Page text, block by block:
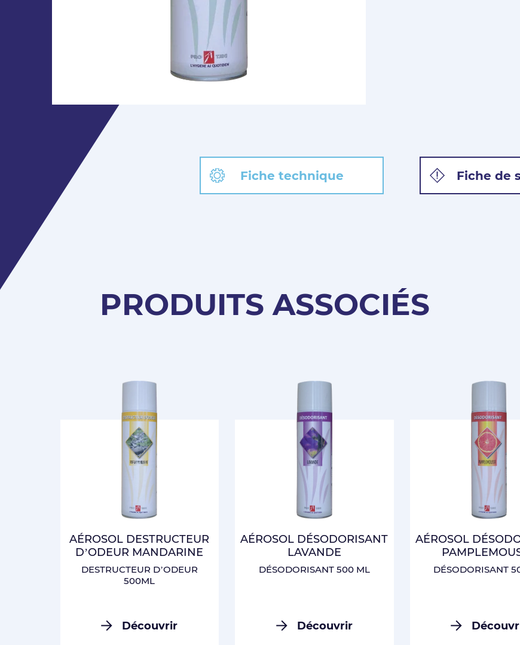
Fiche technique Fiche de
PRODUITS ASSOCIÉS
AÉROSOL DESTRUCTEUR
D’ODEUR MANDARINE
DESTRUCTEUR D’ODEUR
500ML
Découvrir
AÉROSOL DÉSODORISANT
LAVANDE
DÉSODORISANT 500 ML
Découvrir
AÉROSOL
DÉSODORISANT